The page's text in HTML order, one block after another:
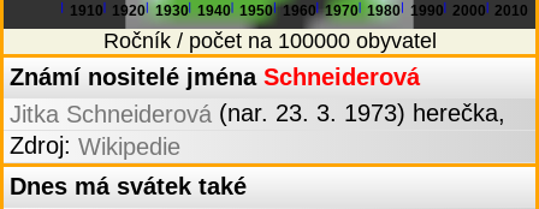
1910 1920 1930 1940 1950 1960 1970 1980 1990 2000 2010
Ročník / počet na 100000 obyvatel
Známí nositelé jména Schneiderová
Jitka Schneiderová (nar. 23. 3. 1973) herečka,
Zdroj: Wikipedie
Dnes má svátek také